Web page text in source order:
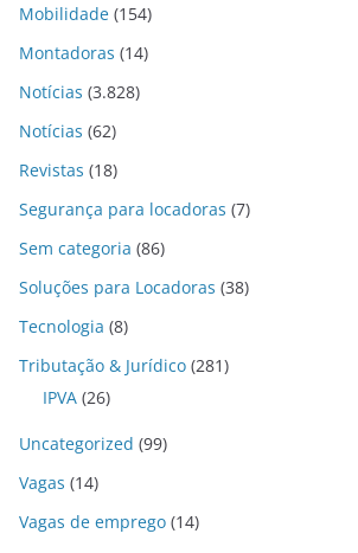
Mobilidade (154)
Montadoras (14)
Notícias (3.828)
Notícias (62)
Revistas (18)
Segurança para locadoras (7)
Sem categoria (86)
Soluções para Locadoras (38)
Tecnologia (8)
Tributação & Jurídico (281)
IPVA (26)
Uncategorized (99)
Vagas (14)
Vagas de emprego (14)